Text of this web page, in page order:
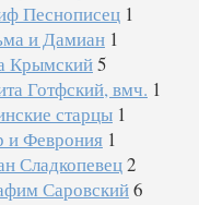
Песнописец 1
и Дамиан 1
Крымский5
Готфский, вмч. 1
старцы 1
и Феврония 1
Сладкопевец2
Саровский6